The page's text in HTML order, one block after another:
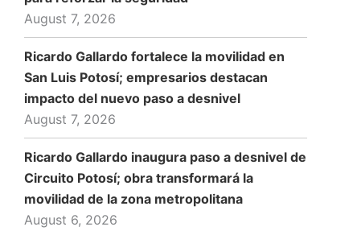
August 7, 2026
Ricardo Gallardo fortalece la movilidad en
San Luis Potosí; empresarios destacan
impacto del nuevo paso a desnivel
August 7, 2026
Ricardo Gallardo inaugura paso a desnivel de
Circuito Potosí; obra transformará la
movilidad de la zona metropolitana
August 6, 2026